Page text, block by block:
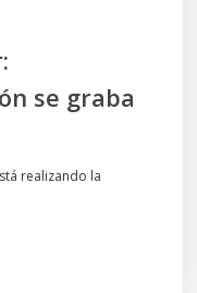
se graba
realizando la